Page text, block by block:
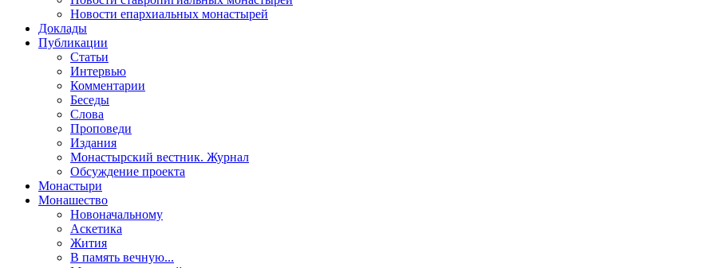
Новости епархиальных монастырей
Доклады
Публикации
Статьи
Интервью
Комментарии
Беседы
Слова
Проповеди
Издания
Монастырский вестник. Журнал
Обсуждение проекта
Монастыри
Монашество
Новоначальному
Аскетика
Жития
В память вечную...